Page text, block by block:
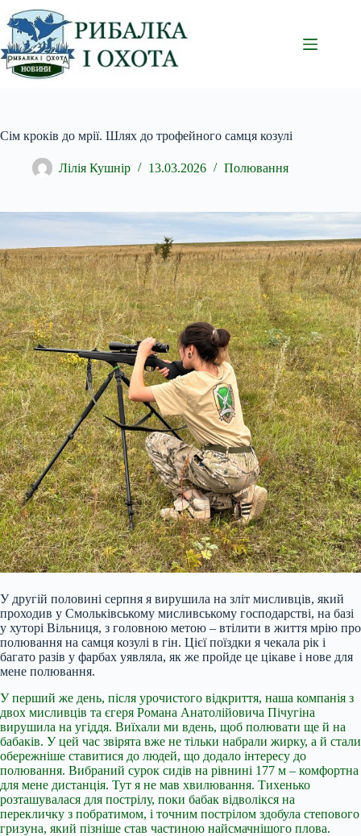
Перейти
до
вмісту
Сім кроків до мрії. Шлях до трофейного самця козулі
Лілія Кушнір 13.03.2026 Полювання
У другій половині серпня я вирушила на зліт мисливців, який
проходив у Смольківському мисливському господарстві, на базі
у хуторі Вільниця, з головною метою – втілити в життя мрію про
полювання на самця козулі в гін. Цієї поїздки я чекала рік і
багато разів у фарбах уявляла, як же пройде це цікаве і нове для
мене полювання.
У перший же день, після урочистого відкриття, наша компанія з
двох мисливців та єгеря Романа Анатолійовича Пічугіна
вирушила на угіддя. Виїхали ми вдень, щоб полювати ще й на
бабаків. У цей час звірята вже не тільки набрали жирку, а й стали
обережніше ставитися до людей, що додало інтересу до
полювання. Вибраний сурок сидів на рівнині 177 м – комфортна
для мене дистанція. Тут я не мав хвилювання. Тихенько
розташувалася для пострілу, поки бабак відволікся на
перекличку з побратимом, і точним пострілом здобула степового
гризуна, який пізніше став частиною найсмачнішого плова.